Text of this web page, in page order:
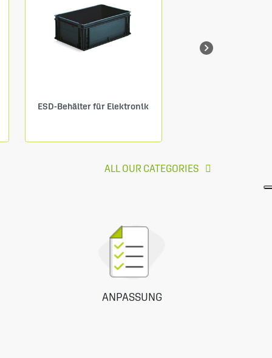
ESD-Behälter für Elektronik

ALL OUR CATEGORIES
ANPASSUNG